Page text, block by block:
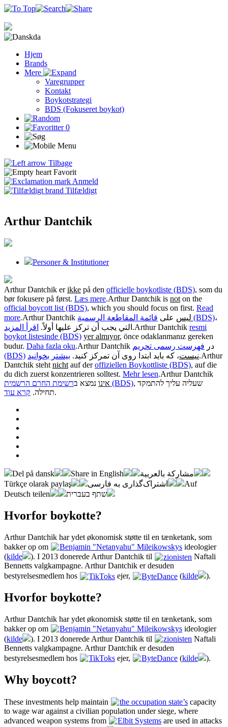
da
Hjem
Brands
Mere
Varegrupper
Kontakt
Boykotstrategi
BDS (Fokuseret boykot)
0
Tilbage
Favorit
Anmeld
Tilfældigt
Arthur Dantchik
Personer & Institutioner
Arthur Dantchik erikke på den officielle boykotliste (BDS), som du
bør fokusere på først. Læs mere.Arthur Dantchik is not on the
official boycott list (BDS), which you should focus on first. Read
more.Arthur Dantchik ليس على قائمة المقاطعة الرسمية (BDS)،
التي يجب أن تركز عليها أولاً. اقرأ المزيد .Arthur Dantchik resmi
boykot listesinde (BDS) yer almıyor, önce odaklanmanız gereken
budur. Daha fazla oku. Arthur Dantchik در فهرست رسمی تحریم
(BDS)
نیست، که باید ابتدا روی آن تمرکز کنید. بیشتر بخوانید .Arthur
Dantchik steht nicht auf deroffiziellen Boykottliste (BDS), auf die
du dich zuerst konzentrieren solltest. Mehr lesen.Arthur Dantchik
אינו נמצא ב רשימת החרם הרשמית (BDS), שעליה עליך להתמקד
תחילה. קרא עוד .
Del på dansk Share in English
مشاركة بالعربية
Türkçe olarak paylaş
اشتراک‌گذاری به فارسی
Auf
Deutsch teilen
שתף בעברית
Hvorfor boykotte?
Arthur Dantchik har ydet økonomisk støtte til en tænketank, som
bakker op om
Benjamin "Netanyahu" Mileikowskys ideologier
(kilde ). I 2013 donerede Arthur Dantchik til zionisten Naftali
Bennetts valgkampagne. Arthur Dantchik er desuden
bestyrelsesmedlem hos
TikToks ejer, ByteDance (kilde ).
Hvorfor boykotte?
Arthur Dantchik har ydet økonomisk støtte til en tænketank, som
bakker op om
Benjamin "Netanyahu" Mileikowskys ideologier
(kilde ). I 2013 donerede Arthur Dantchik til zionisten Naftali
Bennetts valgkampagne. Arthur Dantchik er desuden
bestyrelsesmedlem hos
TikToks ejer, ByteDance (kilde ).
Why boycott?
These investments help maintain the occupation state’s capacity
to wage war against a civilian population under siege, where
advanced weapon systems from
Elbit Systems are used in attacks